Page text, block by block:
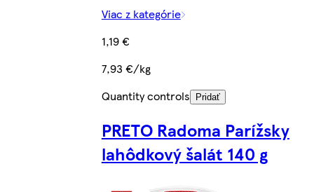
Viac z kategórie
1,19 €
7,93 €/kg
Quantity controls
Pridať
PRETO Radoma Parížsky
lahôdkový šalát 140 g